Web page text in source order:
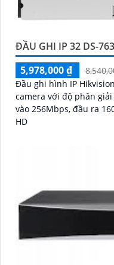
ĐẦU GHI IP 32 DS-
5,978,000 ₫
Đầu ghi hình IP
camera với độ phân giải lên tới
vào 256Mbps, đầu ra
HD